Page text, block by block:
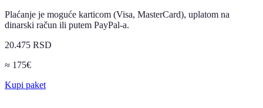
Plaćanje je moguće karticom (Visa, MasterCard), uplatom na
dinarski račun ili putem PayPal-a.
20.475 RSD
≈ 175€
Kupi paket